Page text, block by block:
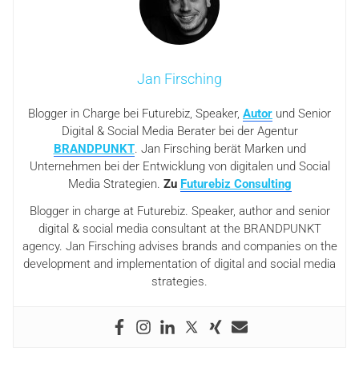
Jan Firsching
Blogger in Charge bei Futurebiz, Speaker, Autor und Senior
Digital & Social Media Berater bei der Agentur
BRANDPUNKT. Jan Firsching berät Marken und
Unternehmen bei der Entwicklung von digitalen und Social
Media Strategien. Zu Futurebiz Consulting
Blogger in charge at Futurebiz. Speaker, author and senior
digital & social media consultant at the BRANDPUNKT
agency. Jan Firsching advises brands and companies on the
development and implementation of digital and social media
strategies.